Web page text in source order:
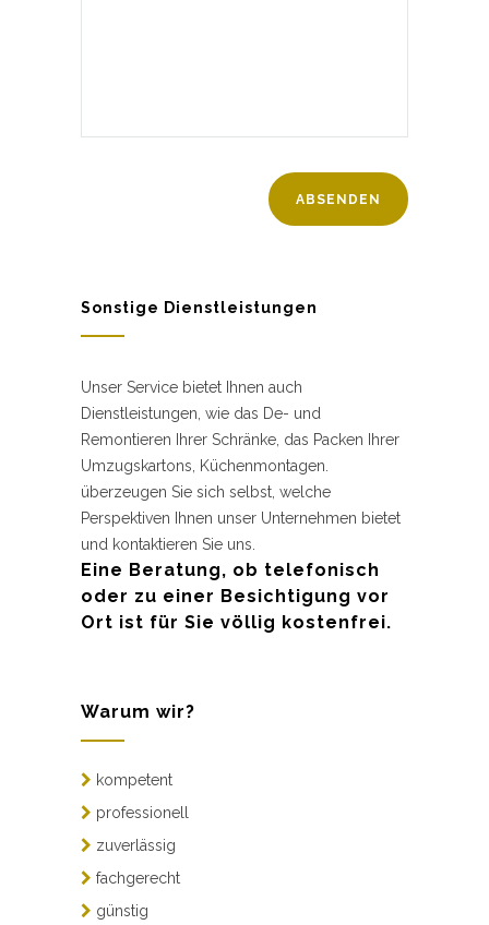
Sonstige Dienstleistungen
Unser Service bietet Ihnen auch
Dienstleistungen, wie das De- und
Remontieren Ihrer Schränke, das Packen Ihrer
Umzugskartons, Küchenmontagen.
überzeugen Sie sich selbst, welche
Perspektiven Ihnen unser Unternehmen bietet
und kontaktieren Sie uns.
Eine Beratung, ob telefonisch
oder zu einer Besichtigung vor
Ort ist für Sie völlig kostenfrei.
Warum wir?
kompetent
professionell
zuverlässig
fachgerecht
günstig